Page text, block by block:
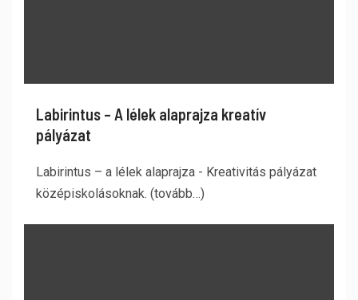
Labirintus – A lélek alaprajza kreatív
pályázat
Labirintus – a lélek alaprajza - Kreativitás pályázat
középiskolásoknak. (tovább…)